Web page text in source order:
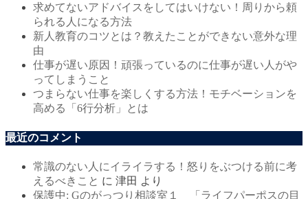
求めてないアドバイスをしてはいけない！周りから頼
られる人になる方法
新人教育のコツとは？教えたことができない意外な理
由
仕事が遅い原因！頑張っているのに仕事が遅い人がや
ってしまうこと
つまらない仕事を楽しくする方法！モチベーションを
高める「6行分析」とは
最近のコメント
常識のない人にイライラする！怒りをぶつける前に考
えるべきこと に 津田 より
保護中: Gのがっつり相談室１ 「ライフパーポスの目